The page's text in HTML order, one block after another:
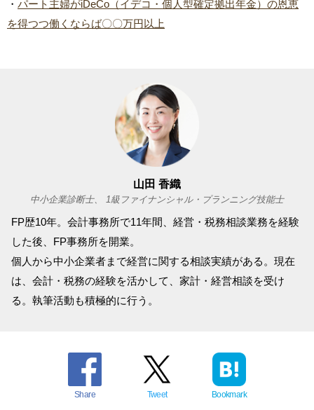
・ パート主婦がiDeCo（イデコ・個人型確定拠出年金）の恩恵
を得つつ働くならば〇〇万円以上
山田 香織
中小企業診断士、 1級ファイナンシャル・プランニング技能士
FP歴10年。会計事務所で11年間、経営・税務相談業務を経験
した後、FP事務所を開業。
個人から中小企業者まで経営に関する相談実績がある。現在
は、会計・税務の経験を活かして、家計・経営相談を受け
る。執筆活動も積極的に行う。
Share Tweet Bookmark